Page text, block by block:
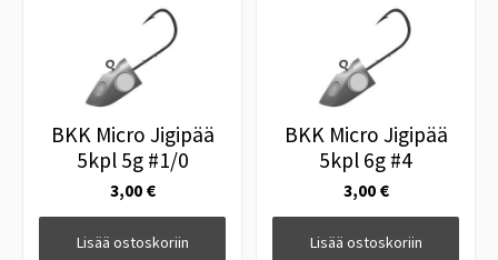
BKK Micro Jigipää
5kpl 5g #1/0
3,00 €
Lisää ostoskoriin
BKK Micro Jigipää
5kpl 6g #4
3,00 €
Lisää ostoskoriin